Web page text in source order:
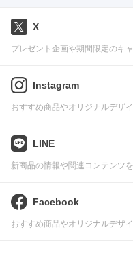
X
プレゼント企画や期間限定のキ
Instagram
おすすめ商品やオリジナルデザ
LINE
新商品の情報や関連コンテンツ
Facebook
おすすめ商品やオリジナルデザ